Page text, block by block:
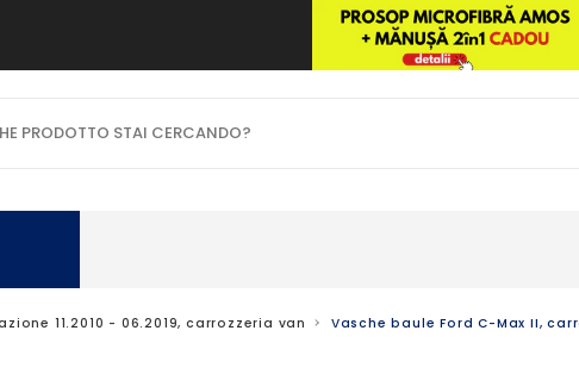
11.2010 - 06.2019, carrozzeria van Vasche baule Ford C-Max II,